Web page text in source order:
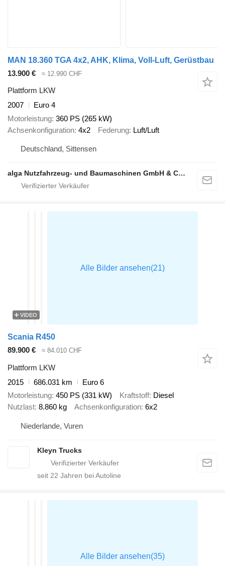
MAN 18.360 TGA 4x2, AHK, Klima, Voll-Luft, Gerüstbau
13.900 €
≈ 12.990 CHF
Plattform LKW
2007
Euro 4
Motorleistung 360 PS (265 kW)
Achsenkonfiguration 4x2 Federung Luft/Luft
Deutschland, Sittensen
alga Nutzfahrzeug- und Baumaschinen GmbH & Co. KG
VIDEO
Scania R450
89.900 €
≈ 84.010 CHF
Plattform LKW
2015
686.031 km
Euro 6
Motorleistung 450 PS (331 kW) Kraftstoff Diesel
Nutzlast 8.860 kg Achsenkonfiguration 6x2
Niederlande, Vuren
Kleyn Trucks
seit 22 Jahren bei Autoline